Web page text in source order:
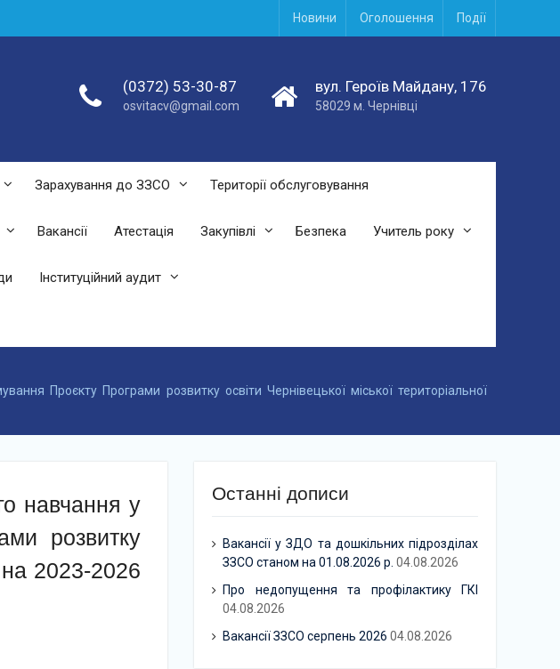
Новини Оголошення Події
(0372) 53-30-87
osvitacv@gmail.com
вул. Героїв Майдану, 176
58029 м. Чернівці
Зарахування до ЗЗСО Території обслуговування
Вакансії Атестація Закупівлі Безпека Учитель року
Інституційний аудит
Проєкту Програми розвитку освіти Чернівецької міської територіальної
навчання у
розвитку
на 2023-2026
Останні дописи
Вакансії у ЗДО та дошкільних підрозділах
ЗЗСО станом на 01.08.2026 р. 04.08.2026
Про недопущення та профілактику ГКІ
04.08.2026
Вакансії ЗЗСО серпень 2026 04.08.2026